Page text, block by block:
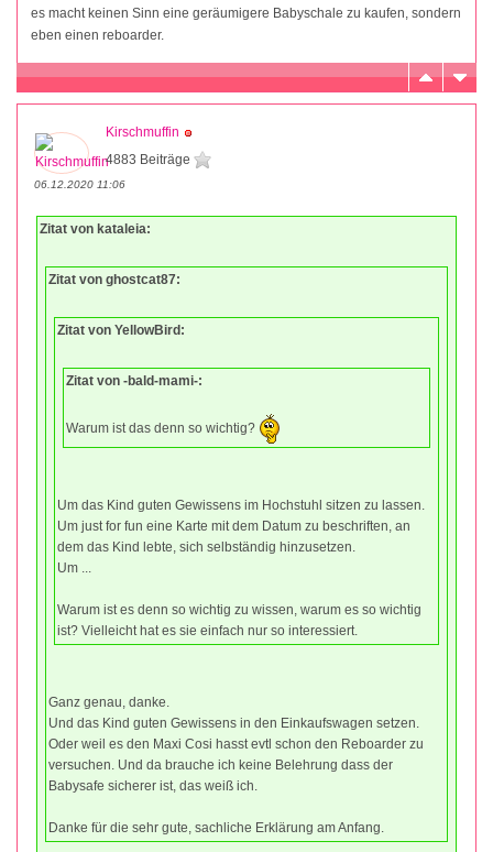
es macht keinen Sinn eine geräumigere Babyschale zu kaufen, sondern
eben einen reboarder.
Kirschmuffin
4883 Beiträge
06.12.2020 11:06
Zitat von kataleia:
Zitat von ghostcat87:
Zitat von YellowBird:
Zitat von -bald-mami-:
Warum ist das denn so wichtig?
Um das Kind guten Gewissens im Hochstuhl sitzen zu lassen.
Um just for fun eine Karte mit dem Datum zu beschriften, an
dem das Kind lebte, sich selbständig hinzusetzen.
Um ...
Warum ist es denn so wichtig zu wissen, warum es so wichtig
ist? Vielleicht hat es sie einfach nur so interessiert.
Ganz genau, danke.
Und das Kind guten Gewissens in den Einkaufswagen setzen.
Oder weil es den Maxi Cosi hasst evtl schon den Reboarder zu
versuchen. Und da brauche ich keine Belehrung dass der
Babysafe sicherer ist, das weiß ich.
Danke für die sehr gute, sachliche Erklärung am Anfang.